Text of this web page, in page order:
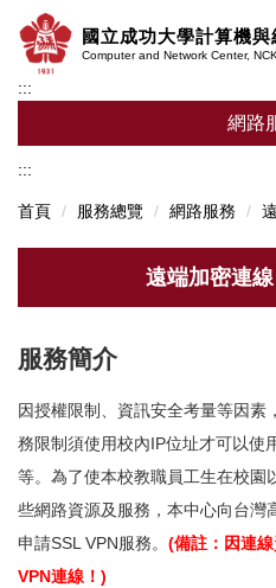
到
要
區
國立成功大學計算機
Computer and Network Center,
:::
網路
校園無線網路
遠端加密連線 (SSL VPN)
IP位址申請
各單位網路管理
:::
首頁 服務總覽 網路服務
遠端加密連
服務簡介
因授權限制、資訊安全考量等因素
務限制須使用校內IP位址才可以使
等。為了使本校教職員工生在校園
些網路資源及服務，本中心向台灣
申請SSL VPN服務。 (備註：因連
VPN連線！)